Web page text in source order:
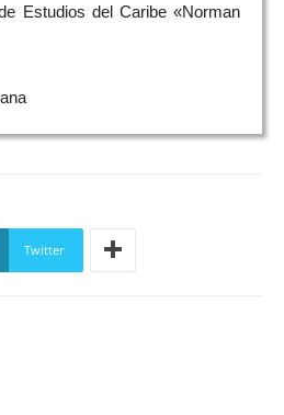
Estudios del Caribe «Norman
Twitter